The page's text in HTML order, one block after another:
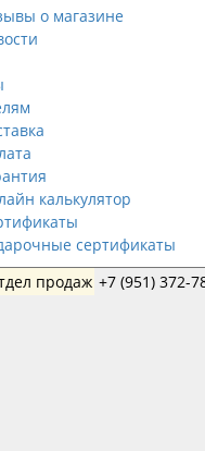
о магазине
калькулятор
сертификаты
продаж